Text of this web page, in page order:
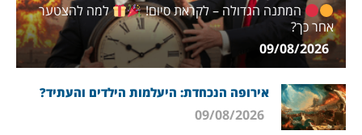
המתנה הגדולה – לקראת סיום!
למה להצטער
אחר כך?
אירופה הנכחדת: היעלמות הילדים והעתיד?